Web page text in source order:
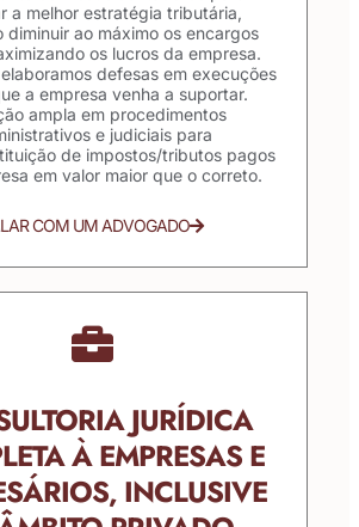
a melhor estratégia tributária,
diminuir ao máximo os encargos
os lucros da empresa.
defesas em execuções
a empresa venha a suportar.
ampla em procedimentos
e judiciais para
de impostos/tributos pagos
em valor maior que o correto.
COM UM ADVOGADO
JURÍDICA
À EMPRESAS E
INCLUSIVE